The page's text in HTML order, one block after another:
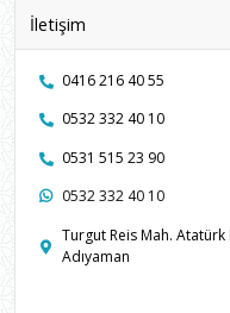
İletişim
0416 216 40 55
0532 332 40 10
0531 515 23 90
0532 332 40 10
Turgut Reis Mah.
Adıyaman